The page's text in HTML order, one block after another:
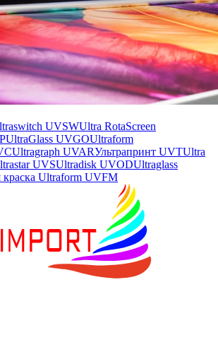
UVSWUltra RotaScreen
UltraGlass UVGOUltraform
Ultragraph UVARУльтрапринт UVTUltra
UVSUltradisk UVODUltraglass
краска Ultraform UVFM